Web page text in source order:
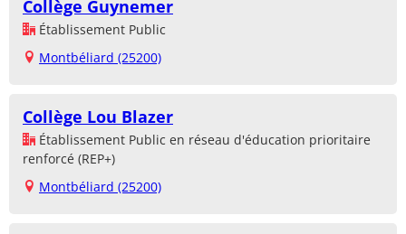
Collège Guynemer
Établissement Public
Montbéliard (25200)
Collège Lou Blazer
Établissement Public en réseau d'éducation prioritaire
renforcé (REP+)
Montbéliard (25200)